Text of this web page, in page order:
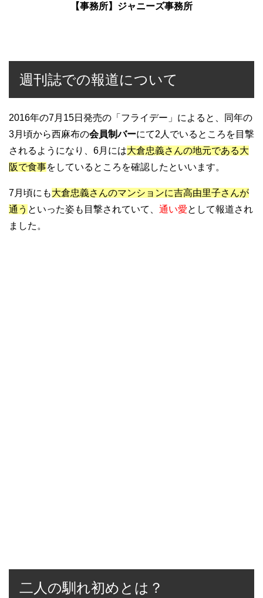
【事務所】ジャニーズ事務所
週刊誌での報道について
2016年の7月15日発売の「フライデー」によると、同年の
3月頃から西麻布の会員制バーにて2人でいるところを目撃
されるようになり、6月には大倉忠義さんの地元である大
阪で食事をしているところを確認したといいます。
7月頃にも大倉忠義さんのマンションに吉高由里子さんが
通う といった姿も目撃されていて、 通い愛として報道され
ました。
二人の馴れ初めとは？